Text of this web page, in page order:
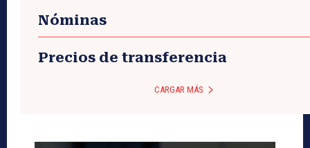
Nóminas
Precios de transferencia
CARGAR MÁS